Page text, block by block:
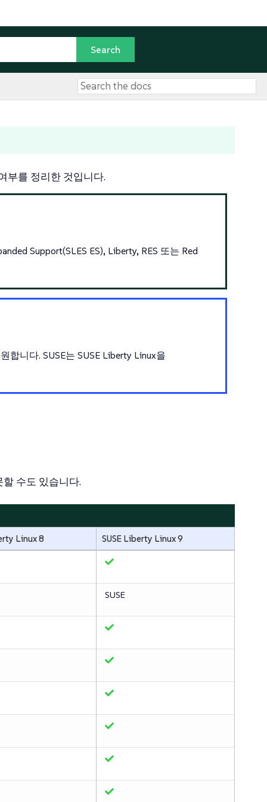
부를 정리한 것입니다.
Support(SLES ES), Liberty, RES 또는 Red
니다. SUSE는 SUSE Liberty Linux을
수도 있습니다.
Linux 8 SUSE Liberty Linux 9
SUSE